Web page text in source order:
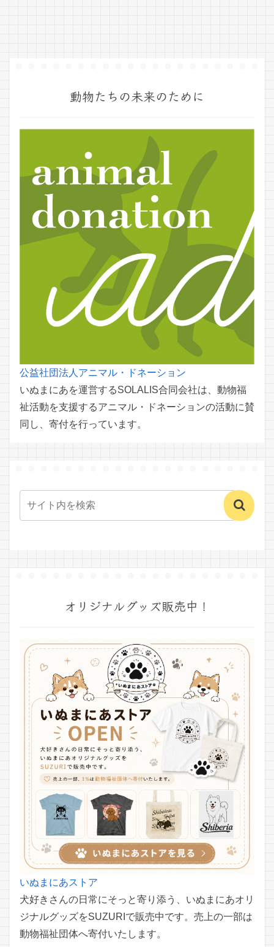
動物たちの未来のために
公益社団法人アニマル・ドネーション
いぬまにあを運営するSOLALIS合同会社は、動物福
祉活動を支援するアニマル・ドネーションの活動に賛
同し、寄付を行っています。
オリジナルグッズ販売中！
いぬまにあストア
犬好きさんの日常にそっと寄り添う、いぬまにあオリ
ジナルグッズをSUZURIで販売中です。売上の一部は
動物福祉団体へ寄付いたします。